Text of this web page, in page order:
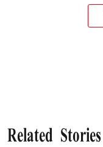
Related Stories